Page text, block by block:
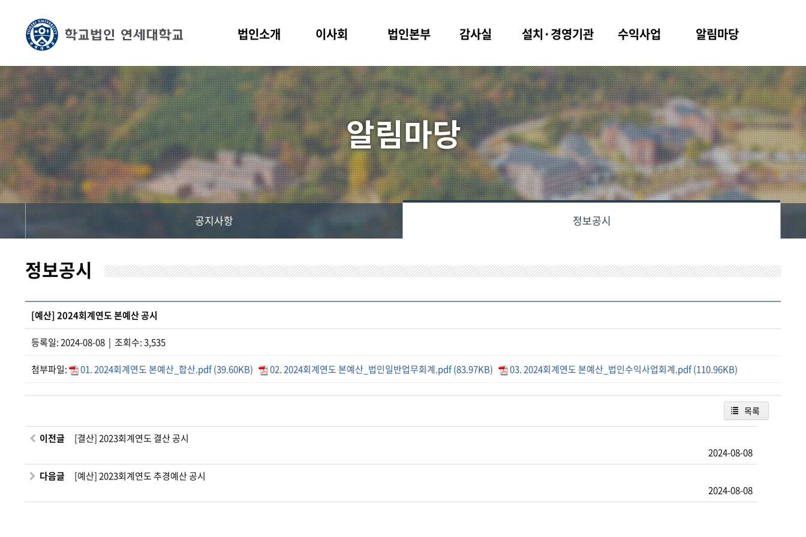
법인소개 이사회 법인본부 감사실 설치·경영기관 수익사업 알림마당
공지사항 정보공시
정보공시
[예산] 2024회계연도 본예산 공시
등록일: 2024-08-08 | 조회수: 3,535
첨부파일: 01. 2024회계연도 본예산_합산.pdf (39.60KB) 02. 2024회계연도 본예산_법인일반업무회계.pdf (83.97KB) 03. 2024회계연도 본예산_법인수익사업회계.pdf (110.96KB)
목록
이전글
[결산] 2023회계연도 결산 공시
2024-08-08
다음글
[예산] 2023회계연도 추경예산 공시
2024-08-08